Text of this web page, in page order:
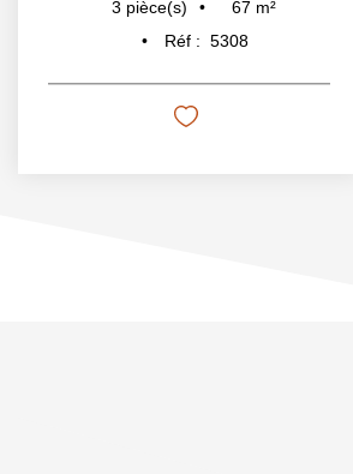
3 pièce(s) 67 m²
Réf : 5308